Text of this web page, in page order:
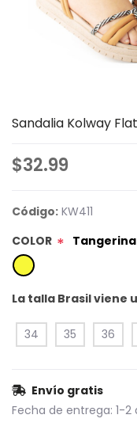
Sandalia Kolway
$32.99
Código: KW411
COLOR * Tangerina
La talla Brasil viene
34 35 36
Envío gratis
Fecha de entrega: 1-2